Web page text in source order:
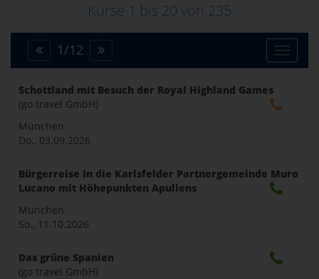
Kurse 1 bis 20 von 235
Toggle
1/12
Schottland mit Besuch der Royal Highland Games
(go travel GmbH)
München
Do., 03.09.2026
Bürgerreise in die Karlsfelder Partnergemeinde Muro
Lucano mit Höhepunkten Apuliens
München
So., 11.10.2026
Das grüne Spanien
(go travel GmbH)